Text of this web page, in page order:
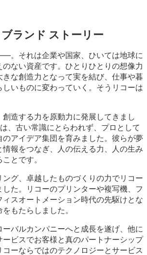
ランド ストーリー
。それは企業や国家、ひいては地球に
のない資産です。ひとりひとりの想像力
な創造力となって実を結び、仕事や暮
しいものに変わっていく。そうリコーは
創造する力を原動力に発展してきまし
、古い常識にとらわれず、プロとして
アイデア集団を育みました。彼らが夢
情報をつなぎ、人の伝える力、人の生み
とです。
グ、卓越したものづくりの力でリコー
た。リコーのプリンターや複写機、フ
ィスオートメーション時代の先駆けとな
もたらしました。
バルカンパニーへと成長を遂げ、他に
ビスでお客様と真のパートナーシップ
コーならではのテクノロジーとサービス